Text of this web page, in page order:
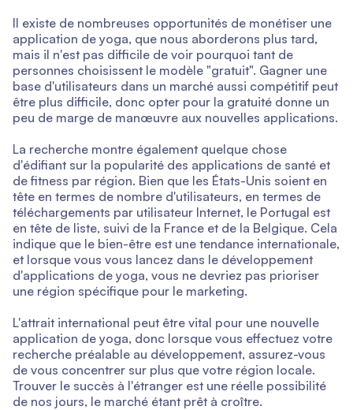
Il existe de nombreuses opportunités de monétiser une
application de yoga, que nous aborderons plus tard,
mais il n'est pas difficile de voir pourquoi tant de
personnes choisissent le modèle "gratuit". Gagner une
base d'utilisateurs dans un marché aussi compétitif peut
être plus difficile, donc opter pour la gratuité donne un
peu de marge de manœuvre aux nouvelles applications.
La recherche montre également quelque chose
d'édifiant sur la popularité des applications de santé et
de fitness par région. Bien que les États-Unis soient en
tête en termes de nombre d'utilisateurs, en termes de
téléchargements par utilisateur Internet, le Portugal est
en tête de liste, suivi de la France et de la Belgique. Cela
indique que le bien-être est une tendance internationale,
et lorsque vous vous lancez dans le développement
d'applications de yoga, vous ne devriez pas prioriser
une région spécifique pour le marketing.
L'attrait international peut être vital pour une nouvelle
application de yoga, donc lorsque vous effectuez votre
recherche préalable au développement, assurez-vous
de vous concentrer sur plus que votre région locale.
Trouver le succès à l'étranger est une réelle possibilité
de nos jours, le marché étant prêt à croître.